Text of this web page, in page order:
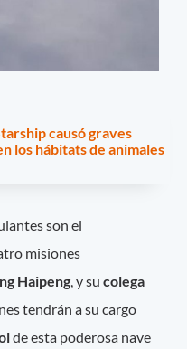
causó graves
los hábitats de animales
son el
misiones
Haipeng, y sucolega
tendrán a su cargo
de esta poderosa nave